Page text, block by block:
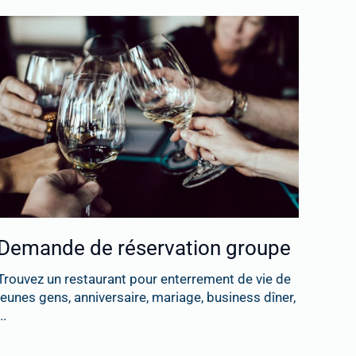
de réservation groupe
un restaurant pour enterrement de vie de
gens, anniversaire, mariage, business dîner,